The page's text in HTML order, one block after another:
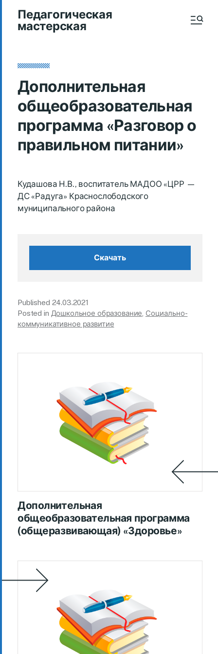
Педагогическая
мастерская
Дополнительная
общеобразовательная
программа «Разговор о
правильном питании»
Кудашова Н.В., воспитатель МАДОО «ЦРР —
ДС «Радуга» Краснослободского
муниципального района
Скачать
Published 24.03.2021
Posted in Дошкольное образование Социально-
коммуникативное развитие
Дополнительная
общеобразовательная программа
(общеразвивающая) «Здоровье»